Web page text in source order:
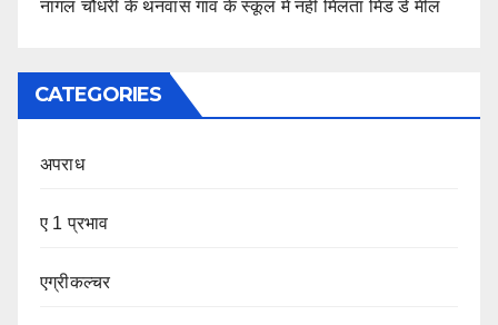
नांगल चौधरी के थनवास गांव के स्कूल में नहीं मिलता मिड डे मील
CATEGORIES
अपराध
ए 1 प्रभाव
एग्रीकल्चर